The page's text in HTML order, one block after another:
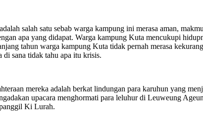
salah satu sebab warga kampung ini merasa aman,
apa yang didapat. Warga kampung Kuta mencukupi
tahun warga kampung Kuta tidak pernah merasa
sana tidak tahu apa itu krisis.
mereka adalah berkat lindungan para karuhun yang
upacara menghormati para leluhur di Leuweung
Ki Lurah.